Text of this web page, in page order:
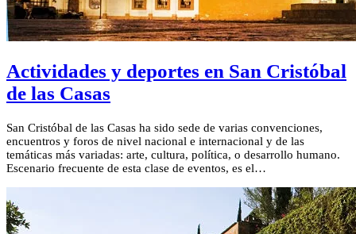
Actividades y deportes en San Cristóbal
de las Casas
San Cristóbal de las Casas ha sido sede de varias convenciones,
encuentros y foros de nivel nacional e internacional y de las
temáticas más variadas: arte, cultura, política, o desarrollo humano.
Escenario frecuente de esta clase de eventos, es el…